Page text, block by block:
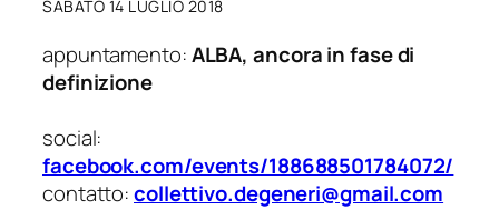
SABATO 14 LUGLIO 2018
appuntamento:ALBA, ancora in fase di
definizione
social:
facebook.com/events/188688501784072/
contatto:collettivo.degeneri@gmail.com